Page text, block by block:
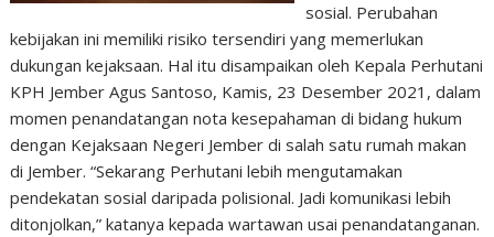
sosial. Perubahan
kebijakan ini memiliki risiko tersendiri yang memerlukan
dukungan kejaksaan. Hal itu disampaikan oleh Kepala Perhutani
KPH Jember Agus Santoso, Kamis, 23 Desember 2021, dalam
momen penandatangan nota kesepahaman di bidang hukum
dengan Kejaksaan Negeri Jember di salah satu rumah makan
di Jember. “Sekarang Perhutani lebih mengutamakan
pendekatan sosial daripada polisional. Jadi komunikasi lebih
ditonjolkan,” katanya kepada wartawan usai penandatanganan.